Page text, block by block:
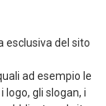
esclusiva del sito
ad esempio le
gli slogan, i